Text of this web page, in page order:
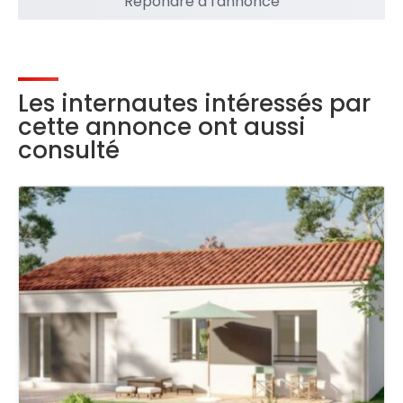
Les internautes intéressés par
cette annonce ont aussi
consulté